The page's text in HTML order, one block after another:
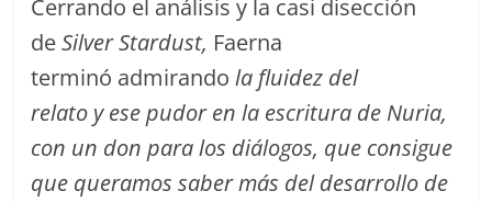
Cerrando el análisis y la casi disección
deSilver Stardust, Faerna
terminó admirandola fluidez del
relato y ese pudor en la escritura de Nuria,
con un don para los diálogos, que consigue
que queramos saber más del desarrollo de